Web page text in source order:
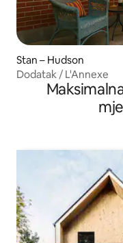
Stan – Hudson
Dodatak / L'Annexe